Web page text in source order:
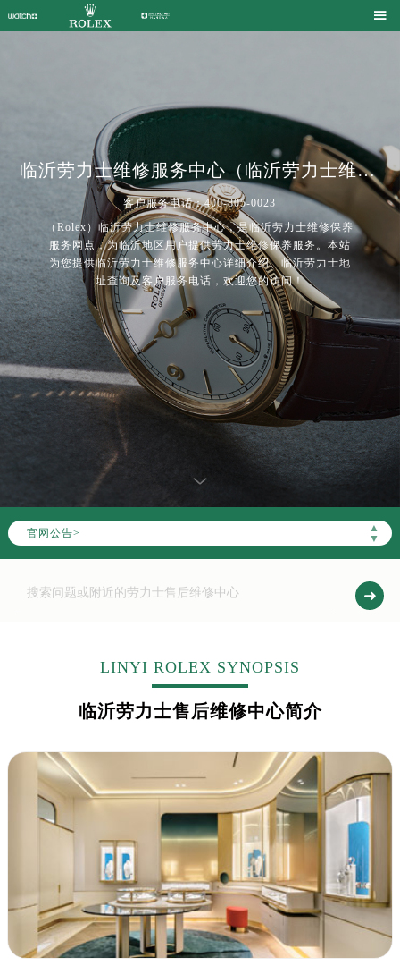

临沂劳力士维修服务中心（临沂劳力士维修保养中心）| Rolex
客户服务电话：400-805-0023
（Rolex）临沂劳力士维修服务中心，是临沂劳力士维修保养
服务网点，为临沂地区用户提供劳力士维修保养服务。本站
为您提供临沂劳力士维修服务中心详细介绍、临沂劳力士地
址查询及客户服务电话，欢迎您的访问！
官网公告>
▲
▼
LINYI ROLEX SYNOPSIS
临沂劳力士售后维修中心简介